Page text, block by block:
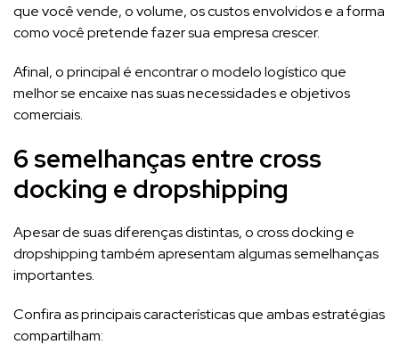
que você vende, o volume, os custos envolvidos e a forma
como você pretende fazer sua empresa crescer.
Afinal, o principal é encontrar o modelo logístico que
melhor se encaixe nas suas necessidades e objetivos
comerciais.
6 semelhanças entre cross
docking e dropshipping
Apesar de suas diferenças distintas, o cross docking e
dropshipping também apresentam algumas semelhanças
importantes.
Confira as principais características que ambas estratégias
compartilham: